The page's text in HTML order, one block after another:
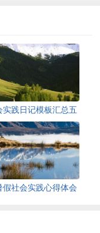
实践日记模板汇总五
篇
假社会实践心得体会